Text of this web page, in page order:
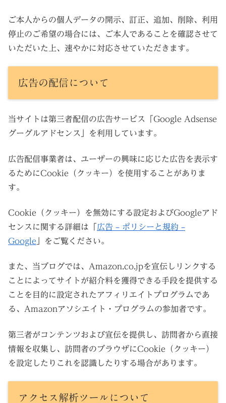
ご本人からの個人データの開示、訂正、追加、削除、利用
停止のご希望の場合には、ご本人であることを確認させて
いただいた上、速やかに対応させていただきます。
広告の配信について
当サイトは第三者配信の広告サービス「Google Adsense
グーグルアドセンス」を利用しています。
広告配信事業者は、ユーザーの興味に応じた広告を表示す
るためにCookie（クッキー）を使用することがありま
す。
Cookie（クッキー）を無効にする設定およびGoogleアド
センスに関する詳細は「 広告 – ポリシーと規約 –
Google 」をご覧ください。
また、当ブログでは、Amazon.co.jpを宣伝しリンクする
ことによってサイトが紹介料を獲得できる手段を提供する
ことを目的に設定されたアフィリエイトプログラムであ
る、Amazonアソシエイト・プログラムの参加者です。
第三者がコンテンツおよび宣伝を提供し、訪問者から直接
情報を収集し、訪問者のブラウザにCookie（クッキー）
を設定したりこれを認識したりする場合があります。
アクセス解析ツールについて